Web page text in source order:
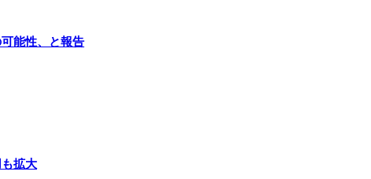
能性、と報告
拡大